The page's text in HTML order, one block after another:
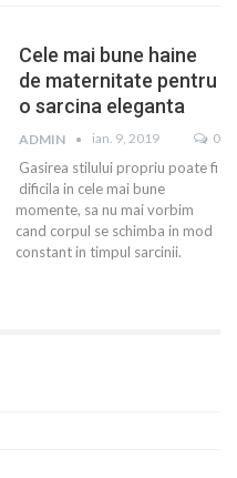
Cele mai bune haine
de maternitate pentru
o sarcina eleganta
ADMIN ian. 9, 2019 0
Gasirea stilului propriu poate fi
dificila in cele mai bune
momente, sa nu mai vorbim
cand corpul se schimba in mod
constant in timpul sarcinii.